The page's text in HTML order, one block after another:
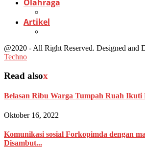
Olahraga
Artikel
@2020 - All Right Reserved. Designed and
Techno
Read alsox
Belasan Ribu Warga Tumpah Ruah Ikuti
Oktober 16, 2022
Komunikasi sosial Forkopimda dengan
Disambut...